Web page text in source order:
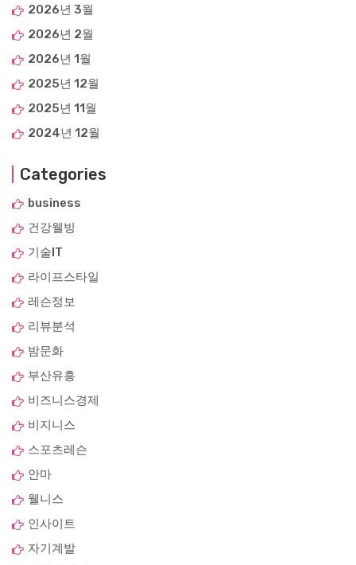
2026년 3월
2026년 2월
2026년 1월
2025년 12월
2025년 11월
2024년 12월
Categories
business
건강웰빙
기술IT
라이프스타일
레슨정보
리뷰분석
밤문화
부산유흥
비즈니스경제
비지니스
스포츠레슨
안마
웰니스
인사이트
자기계발